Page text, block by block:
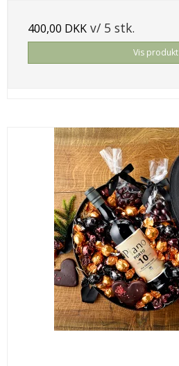
400,00 DKK v/ 5 stk.
Vis produkt